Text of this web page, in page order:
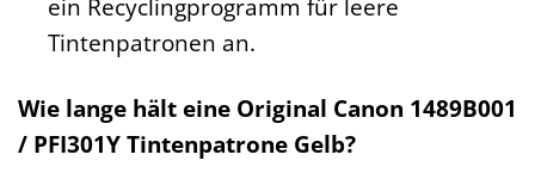
ein Recyclingprogramm für leere
Tintenpatronen an.
Wie lange hält eine Original Canon 1489B001
/ PFI301Y Tintenpatrone Gelb?